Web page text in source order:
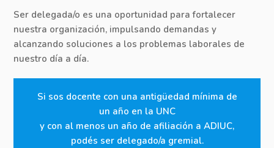
Ser delegada/o es una oportunidad para fortalecer
nuestra organización, impulsando demandas y
alcanzando soluciones a los problemas laborales de
nuestro día a día.
Si sos docente con una antigüedad mínima de
un año en la UNC
y con al menos un año de afiliación a ADIUC,
podés ser delegado/a gremial.